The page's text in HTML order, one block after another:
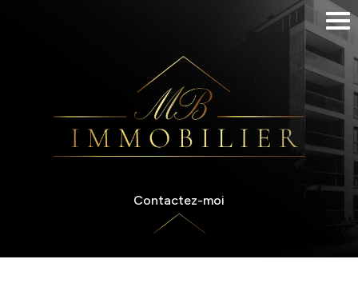
Contactez-moi